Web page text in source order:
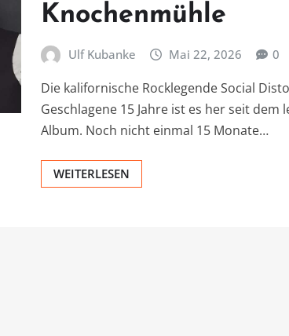
Knochenmühle
Ulf Kubanke Mai 22, 2026 0
Die kalifornische Rocklegende Social
Geschlagene 15 Jahre ist es her seit dem
Album. Noch nicht einmal 15 Monate…
WEITERLESEN